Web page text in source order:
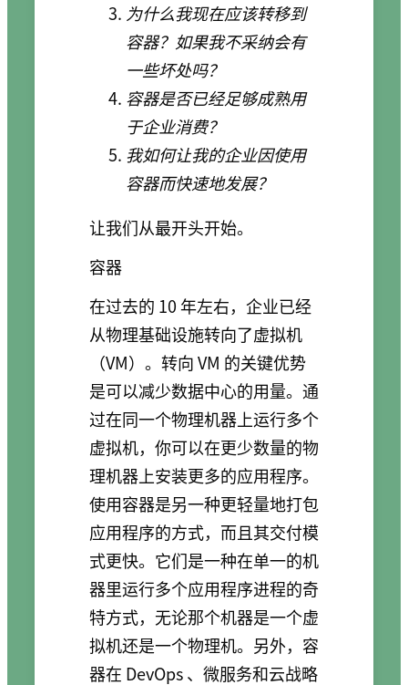
为什么我现在应该转移到
容器？如果我不采纳会有
一些坏处吗？
容器是否已经足够成熟用
于企业消费？
我如何让我的企业因使用
容器而快速地发展？
让我们从最开头开始。
容器
在过去的 10 年左右，企业已经
从物理基础设施转向了虚拟机
（VM）。转向 VM 的关键优势
是可以减少数据中心的用量。通
过在同一个物理机器上运行多个
虚拟机，你可以在更少数量的物
理机器上安装更多的应用程序。
使用容器是另一种更轻量地打包
应用程序的方式，而且其交付模
式更快。它们是一种在单一的机
器里运行多个应用程序进程的奇
特方式，无论那个机器是一个虚
拟机还是一个物理机。另外，容
器在 DevOps 、微服务和云战略